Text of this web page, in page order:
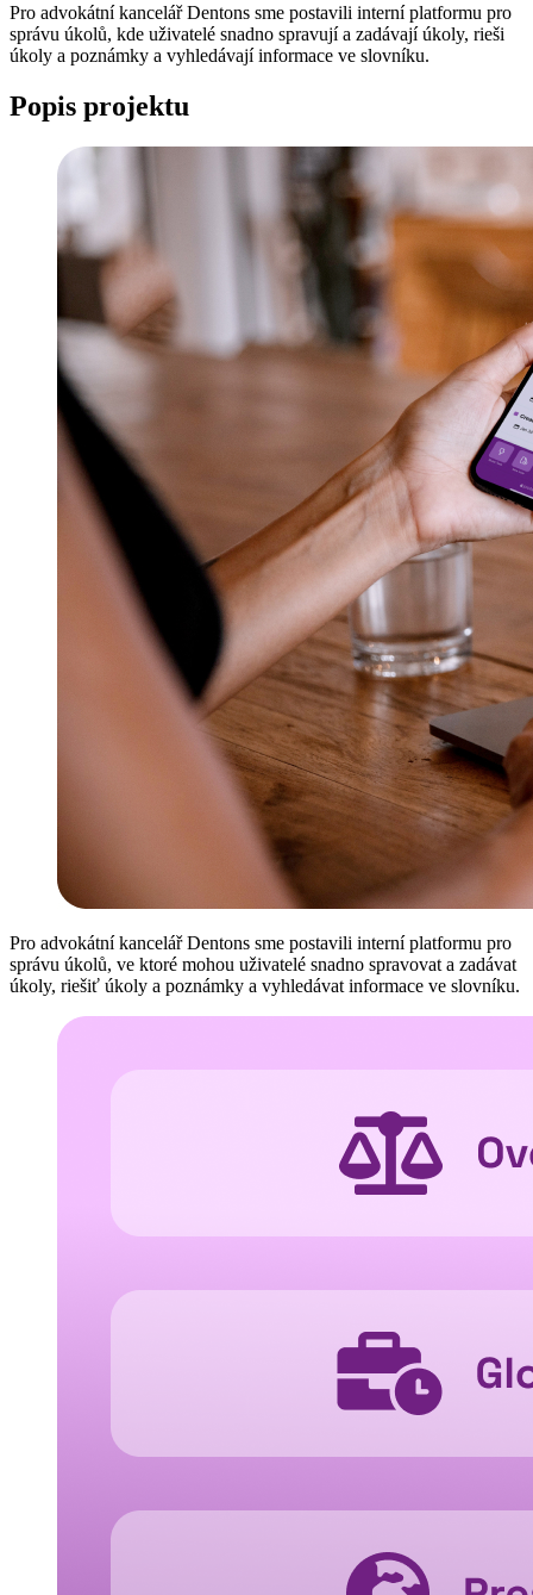
Pro advokátní kancelář Dentons sme postavili interní platformu pro
správu úkolů, kde uživatelé snadno spravují a zadávají úkoly, rieši
úkoly a poznámky a vyhledávají informace ve slovníku.
Popis projektu
Pro advokátní kancelář Dentons sme postavili interní platformu pro
správu úkolů, ve ktoré mohou uživatelé snadno spravovat a zadávat
úkoly, riešiť úkoly a poznámky a vyhledávat informace ve slovníku.